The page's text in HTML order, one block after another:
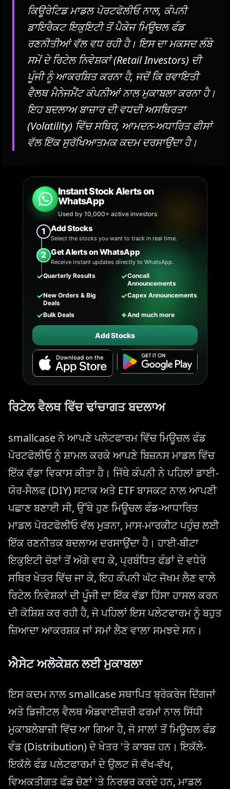
ਕਿਊਰੇਟਿਡ ਮਾਡਲ ਪੋਰਟਫੋਲੀਓ ਨਾਲ, ਕੰਪਨੀ
ਡਾਇਰੈਕਟ ਇਕੁਇਟੀ ਤੋਂ ਪੈਕੇਜ ਮਿਊਚਲ ਫੰਡ
ਰਣਨੀਤੀਆਂ ਵੱਲ ਵਧ ਰਹੀ ਹੈ। ਇਸ ਦਾ ਮਕਸਦ ਲੰਬੇ
ਸਮੇਂ ਦੇ ਰਿਟੇਲ ਨਿਵੇਸ਼ਕਾਂ (Retail Investors) ਦੀ
ਪੂੰਜੀ ਨੂੰ ਆਕਰਸ਼ਿਤ ਕਰਨਾ ਹੈ, ਜਦੋਂ ਕਿ ਰਵਾਇਤੀ
ਵੈਲਥ ਮੈਨੇਜਮੈਂਟ ਕੰਪਨੀਆਂ ਨਾਲ ਮੁਕਾਬਲਾ ਕਰਨਾ ਹੈ।
ਇਹ ਬਦਲਾਅ ਬਾਜ਼ਾਰ ਦੀ ਵਧਦੀ ਅਸਥਿਰਤਾ
(Volatility) ਵਿੱਚ ਸਥਿਰ, ਆਮਦਨ-ਅਧਾਰਿਤ ਫੀਸਾਂ
ਵੱਲ ਇੱਕ ਸੁਰੱਖਿਆਤਮਕ ਕਦਮ ਦਰਸਾਉਂਦਾ ਹੈ।
Instant Stock Alerts on
WhatsApp
Used by 10,000+ active investors
1 Add Stocks
Select the stocks you want to track in real time.
2 Get Alerts on WhatsApp
Receive instant updates directly to WhatsApp.
✓Quarterly Results ✓Concall
Announcements
✓New Orders & Big
Deals
✓Capex Announcements
✓Bulk Deals ✦And much more
Add Stocks
ਰਿਟੇਲ ਵੈਲਥ ਵਿੱਚ ਢਾਂਚਾਗਤ ਬਦਲਾਅ
smallcase ਨੇ ਆਪਣੇ ਪਲੇਟਫਾਰਮ ਵਿੱਚ ਮਿਊਚਲ ਫੰਡ
ਪੋਰਟਫੋਲੀਓ ਨੂੰ ਸ਼ਾਮਲ ਕਰਕੇ ਆਪਣੇ ਬਿਜ਼ਨਸ ਮਾਡਲ ਵਿੱਚ
ਇੱਕ ਵੱਡਾ ਵਿਕਾਸ ਕੀਤਾ ਹੈ। ਜਿੱਥੇ ਕੰਪਨੀ ਨੇ ਪਹਿਲਾਂ ਡਾਈ-
ਯੋਰ-ਸੈਲਫ (DIY) ਸਟਾਕ ਅਤੇ ETF ਬਾਸਕਟ ਨਾਲ ਆਪਣੀ
ਪਛਾਣ ਬਣਾਈ ਸੀ, ਉੱਥੇ ਹੁਣ ਮਿਊਚਲ ਫੰਡ-ਆਧਾਰਿਤ
ਮਾਡਲ ਪੋਰਟਫੋਲੀਓ ਵੱਲ ਮੁੜਨਾ, ਮਾਸ-ਮਾਰਕੀਟ ਪਹੁੰਚ ਲਈ
ਇੱਕ ਰਣਨੀਤਕ ਬਦਲਾਅ ਦਰਸਾਉਂਦਾ ਹੈ। ਹਾਈ-ਬੀਟਾ
ਇਕੁਇਟੀ ਚੋਣਾਂ ਤੋਂ ਅੱਗੇ ਵਧ ਕੇ, ਪ੍ਰਬੰਧਿਤ ਫੰਡਾਂ ਦੇ ਵਧੇਰੇ
ਸਥਿਰ ਖੇਤਰ ਵਿੱਚ ਜਾ ਕੇ, ਇਹ ਕੰਪਨੀ ਘੱਟ ਜੋਖਮ ਲੈਣ ਵਾਲੇ
ਰਿਟੇਲ ਨਿਵੇਸ਼ਕਾਂ ਦੀ ਪੂੰਜੀ ਦਾ ਇੱਕ ਵੱਡਾ ਹਿੱਸਾ ਹਾਸਲ ਕਰਨ
ਦੀ ਕੋਸ਼ਿਸ਼ ਕਰ ਰਹੀ ਹੈ, ਜੋ ਪਹਿਲਾਂ ਇਸ ਪਲੇਟਫਾਰਮ ਨੂੰ ਬਹੁਤ
ਜ਼ਿਆਦਾ ਆਕਰਸ਼ਕ ਜਾਂ ਸਮਾਂ ਲੈਣ ਵਾਲਾ ਸਮਝਦੇ ਸਨ।
ਐਸੇਟ ਅਲੋਕੇਸ਼ਨ ਲਈ ਮੁਕਾਬਲਾ
ਇਸ ਕਦਮ ਨਾਲ smallcase ਸਥਾਪਿਤ ਬ੍ਰੋਕਰੇਜ ਦਿੱਗਜਾਂ
ਅਤੇ ਡਿਜੀਟਲ ਵੈਲਥ ਐਡਵਾਈਜ਼ਰੀ ਫਰਮਾਂ ਨਾਲ ਸਿੱਧੀ
ਮੁਕਾਬਲੇਬਾਜ਼ੀ ਵਿੱਚ ਆ ਗਿਆ ਹੈ, ਜੋ ਸਾਲਾਂ ਤੋਂ ਮਿਊਚਲ ਫੰਡ
ਵੰਡ (Distribution) ਦੇ ਖੇਤਰ 'ਤੇ ਕਾਬਜ਼ ਹਨ। ਇਕੱਲੇ-
ਇਕੱਲੇ ਫੰਡ ਪਲੇਟਫਾਰਮਾਂ ਦੇ ਉਲਟ ਜੋ ਵੱਖ-ਵੱਖ,
ਵਿਅਕਤੀਗਤ ਫੰਡ ਚੋਣਾਂ 'ਤੇ ਨਿਰਭਰ ਕਰਦੇ ਹਨ, ਮਾਡਲ